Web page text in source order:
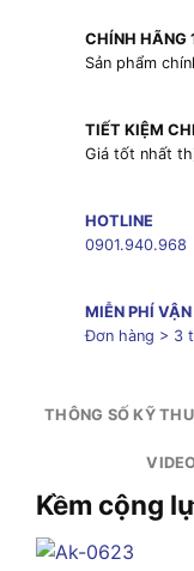
CHÍNH HÃNG
Sản phẩm
TIẾT KIỆM
Giá tốt nhất
HOTLINE
0901.940.968
MIỄN PHÍ
Đơn hàng > 3
THÔNG SỐ KỸ
Kềm cộng